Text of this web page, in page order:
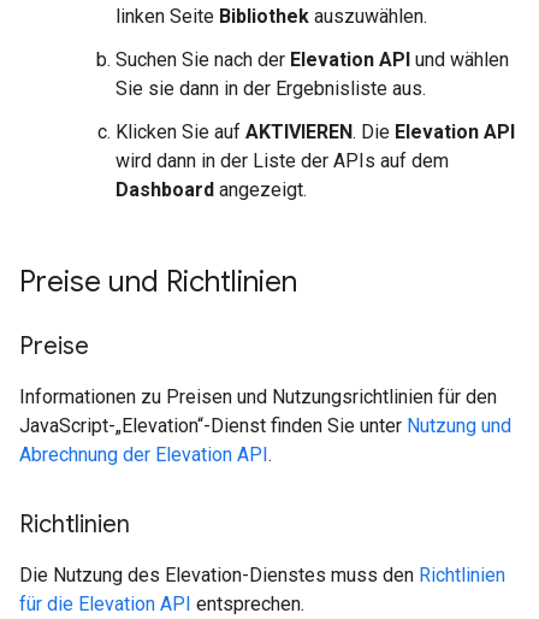
linken Seite Bibliothek auszuwählen.
Suchen Sie nach der Elevation API und wählen
Sie sie dann in der Ergebnisliste aus.
Klicken Sie auf AKTIVIEREN. Die Elevation API
wird dann in der Liste der APIs auf dem
Dashboard angezeigt.
Preise und Richtlinien
Preise
Informationen zu Preisen und Nutzungsrichtlinien für den
JavaScript-„Elevation“-Dienst finden Sie unter Nutzung und
Abrechnung der Elevation API.
Richtlinien
Die Nutzung des Elevation-Dienstes muss den Richtlinien
für die Elevation API entsprechen.